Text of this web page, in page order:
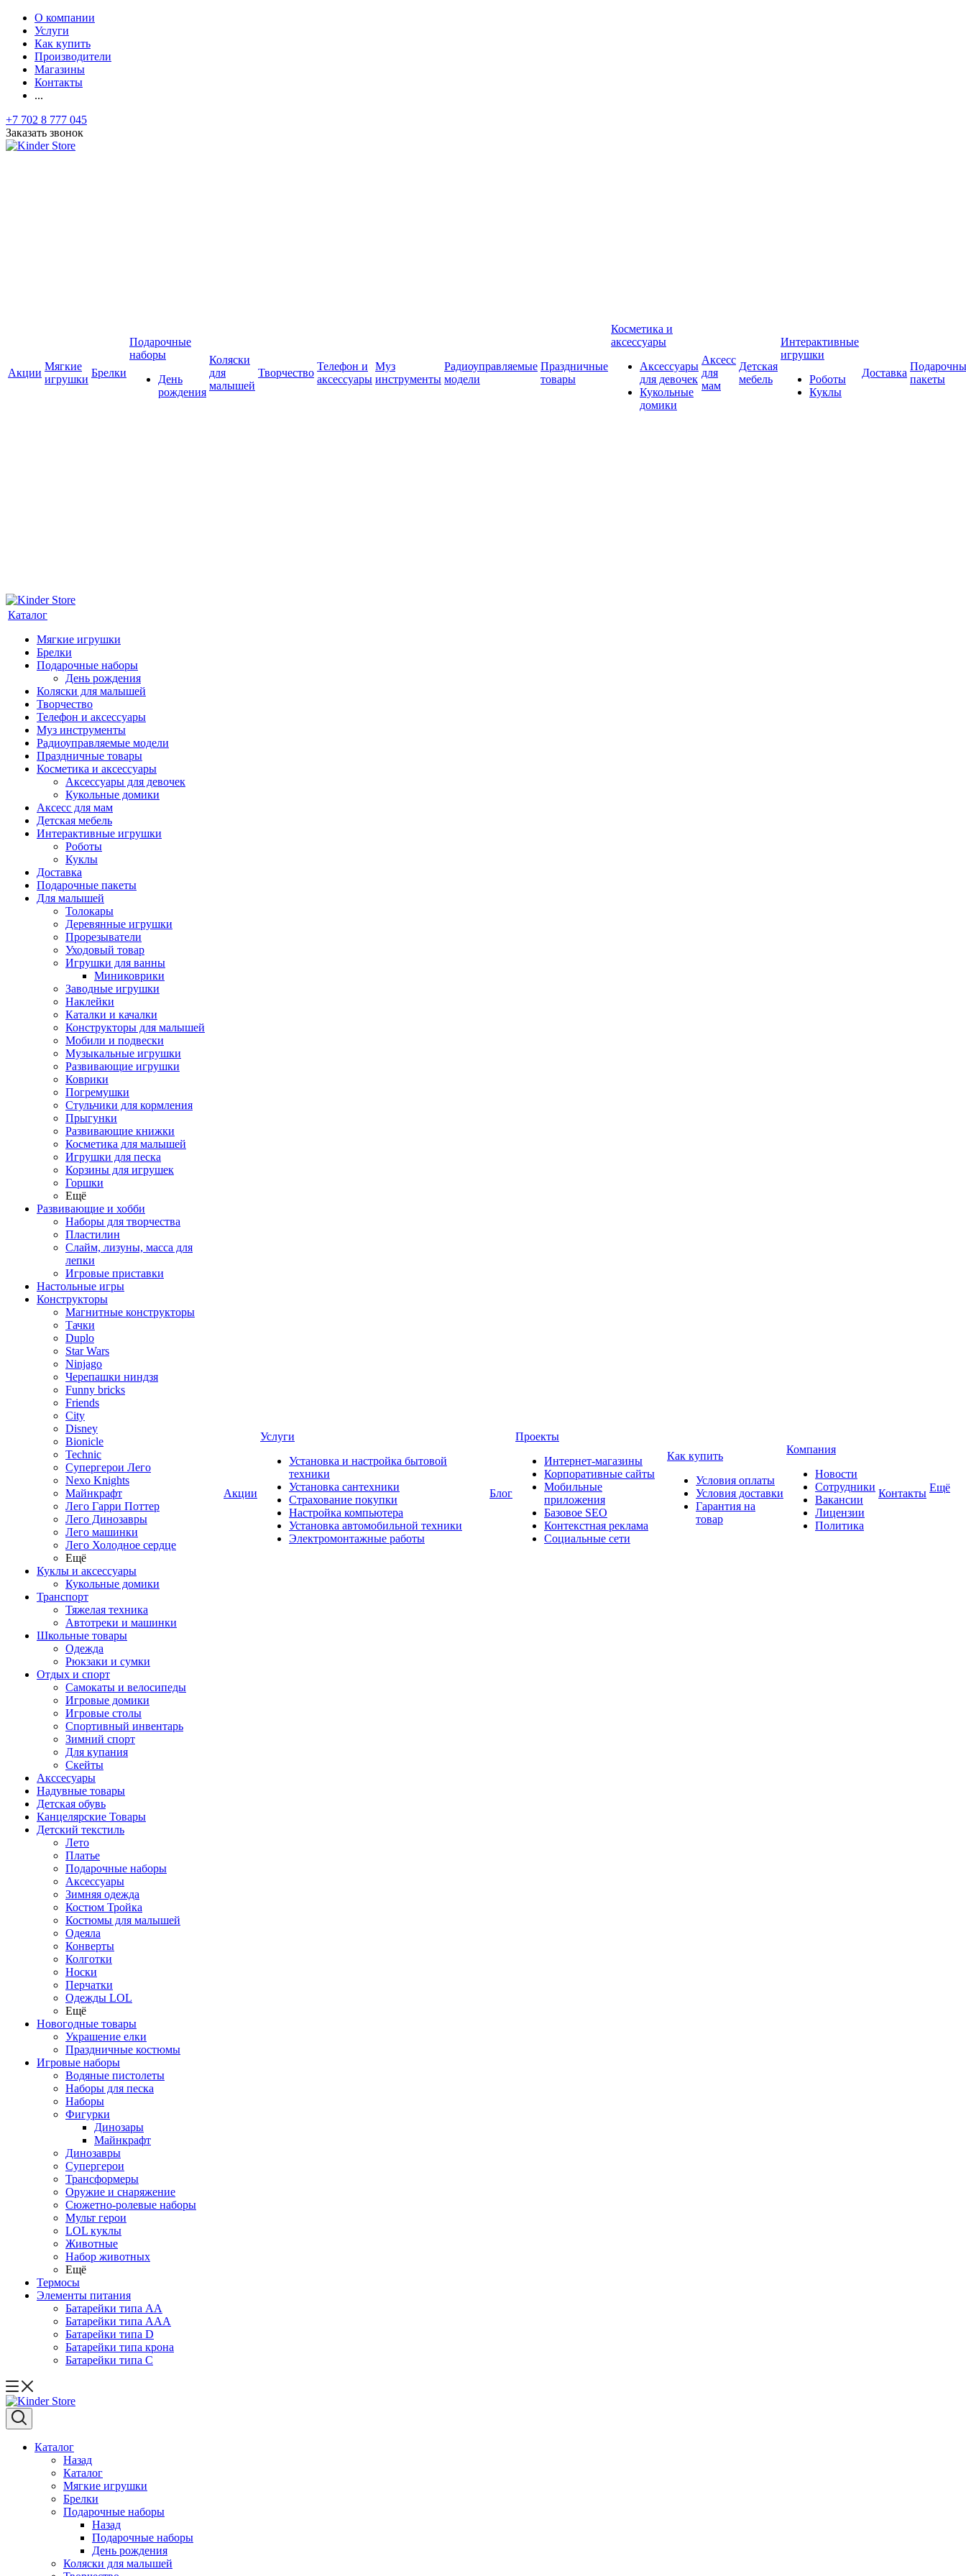
О компании
Услуги
Как купить
Производители
Магазины
Контакты
...
+7 702 8 777 045
Заказать звонок
Акции
Мягкие
игрушки
Брелки
Подарочные
наборы
День
рождения
Коляски
для
малышей
Творчество
Телефон и
аксессуары
Муз
инструменты
Радиоуправляемые
модели
Праздничные
товары
Косметика и
аксессуары
Аксессуары
для девочек
Кукольные
домики
Аксесс
для
мам
Детская
мебель
Интерактивные
игрушки
Роботы
Куклы
Доставка
пакеты
Каталог
Мягкие игрушки
Брелки
Подарочные наборы
День рождения
Коляски для малышей
Творчество
Телефон и аксессуары
Муз инструменты
Радиоуправляемые модели
Праздничные товары
Косметика и аксессуары
Аксессуары для девочек
Кукольные домики
Аксесс для мам
Детская мебель
Интерактивные игрушки
Роботы
Куклы
Доставка
Подарочные пакеты
Для малышей
Толокары
Деревянные игрушки
Прорезыватели
Уходовый товар
Игрушки для ванны
Миниковрики
Заводные игрушки
Наклейки
Каталки и качалки
Конструкторы для малышей
Мобили и подвески
Музыкальные игрушки
Развивающие игрушки
Коврики
Погремушки
Стульчики для кормления
Прыгунки
Развивающие книжки
Косметика для малышей
Игрушки для песка
Корзины для игрушек
Горшки
Ещё
Развивающие и хобби
Наборы для творчества
Пластилин
Слайм, лизуны, масса для
лепки
Игровые приставки
Настольные игры
Конструкторы
Магнитные конструкторы
Тачки
Duplo
Star Wars
Ninjago
Черепашки ниндзя
Funny bricks
Friends
City
Disney
Bionicle
Technic
Супергерои Лего
Nexo Knights
Майнкрафт
Лего Гарри Поттер
Лего Динозавры
Лего машинки
Лего Холодное сердце
Ещё
Куклы и аксессуары
Кукольные домики
Транспорт
Тяжелая техника
Автотреки и машинки
Школьные товары
Одежда
Рюкзаки и сумки
Отдых и спорт
Самокаты и велосипеды
Игровые домики
Игровые столы
Спортивный инвентарь
Зимний спорт
Для купания
Скейты
Акссесуары
Надувные товары
Детская обувь
Канцелярские Товары
Детский текстиль
Лето
Платье
Подарочные наборы
Аксессуары
Зимняя одежда
Костюм Тройка
Костюмы для малышей
Одеяла
Конверты
Колготки
Носки
Перчатки
Одежды LOL
Ещё
Новогодные товары
Украшение елки
Праздничные костюмы
Игровые наборы
Водяные пистолеты
Наборы для песка
Наборы
Фигурки
Динозары
Майнкрафт
Динозавры
Супергерои
Трансформеры
Оружие и снаряжение
Сюжетно-ролевые наборы
Мульт герои
LOL куклы
Животные
Набор животных
Ещё
Термосы
Элементы питания
Батарейки типа АА
Батарейки типа ААА
Батарейки типа D
Батарейки типа крона
Батарейки типа С
Акции
Услуги
Установка и настройка бытовой
техники
Установка сантехники
Страхование покупки
Настройка компьютера
Установка автомобильной техники
Электромонтажные работы
Блог
Проекты
Интернет-магазины
Корпоративные сайты
Мобильные
приложения
Базовое SEO
Контекстная реклама
Социальные сети
Как купить
Условия оплаты
Условия доставки
Гарантия на
товар
Компания
Новости
Сотрудники
Вакансии
Лицензии
Политика
Контакты Ещё
Каталог
Назад
Каталог
Мягкие игрушки
Брелки
Подарочные наборы
Назад
Подарочные наборы
День рождения
Коляски для малышей